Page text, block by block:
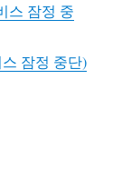
스 잠정 중
잠정 중단)